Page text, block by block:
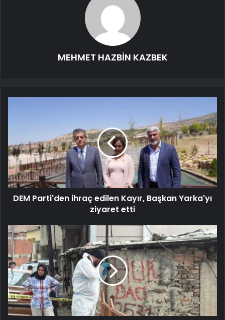
MEHMET HAZBİN KAZBEK
DEM Parti'den ihraç edilen Kayır, Başkan Yarka'yı
ziyaret etti